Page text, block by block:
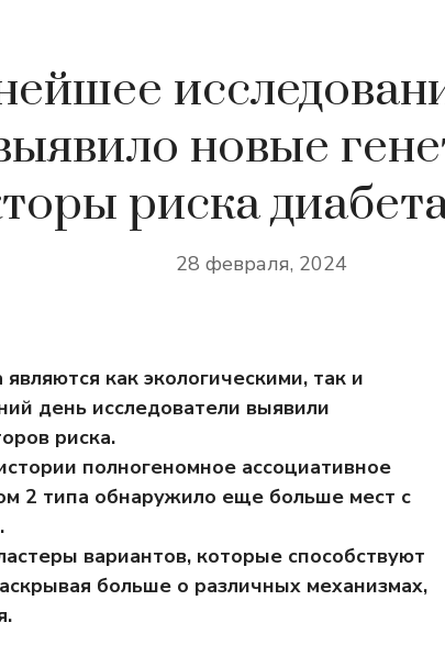
новые
риска
28 февраля, 2024
как экологическими, так и
день исследователи выявили
риска.
полногеномное ассоциативное
2 типа обнаружило еще больше мест с
вариантов, которые способствуют
больше о различных механизмах,